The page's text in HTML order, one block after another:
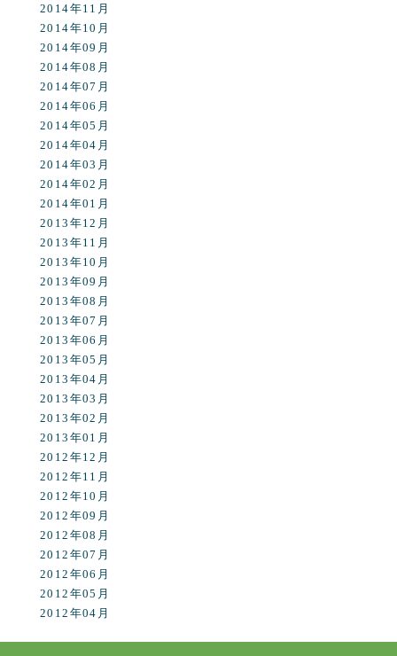
2014年11月
2014年10月
2014年09月
2014年08月
2014年07月
2014年06月
2014年05月
2014年04月
2014年03月
2014年02月
2014年01月
2013年12月
2013年11月
2013年10月
2013年09月
2013年08月
2013年07月
2013年06月
2013年05月
2013年04月
2013年03月
2013年02月
2013年01月
2012年12月
2012年11月
2012年10月
2012年09月
2012年08月
2012年07月
2012年06月
2012年05月
2012年04月